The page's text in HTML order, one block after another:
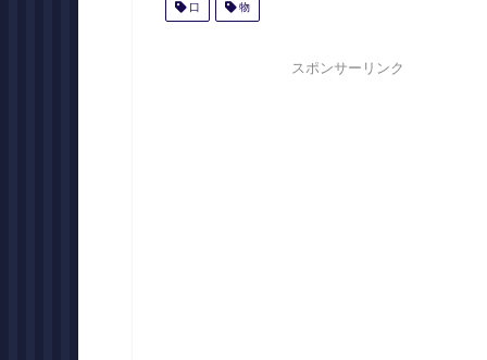
口 物
スポンサーリンク